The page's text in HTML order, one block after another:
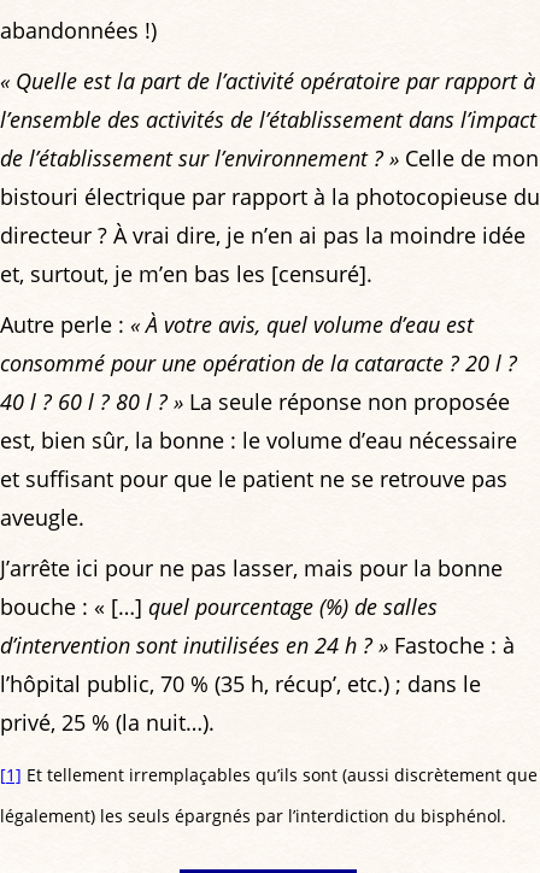
abandonnées !)
« Quelle est la part de l’activité opératoire par rapport à
l’ensemble des activités de l’établissement dans l’impact
de l’établissement sur l’environnement ? » Celle de mon
bistouri électrique par rapport à la photocopieuse du
directeur ? À vrai dire, je n’en ai pas la moindre idée
et, surtout, je m’en bas les [censuré].
Autre perle : « À votre avis, quel volume d’eau est
consommé pour une opération de la cataracte ? 20 l ?
40 l ? 60 l ? 80 l ? » La seule réponse non proposée
est, bien sûr, la bonne : le volume d’eau nécessaire
et suffisant pour que le patient ne se retrouve pas
aveugle.
J’arrête ici pour ne pas lasser, mais pour la bonne
bouche : « […] quel pourcentage (%) de salles
d’intervention sont inutilisées en 24 h ? » Fastoche : à
l’hôpital public, 70 % (35 h, récup’, etc.) ; dans le
privé, 25 % (la nuit…).
[1] Et tellement irremplaçables qu’ils sont (aussi discrètement que
légalement) les seuls épargnés par l’interdiction du bisphénol.